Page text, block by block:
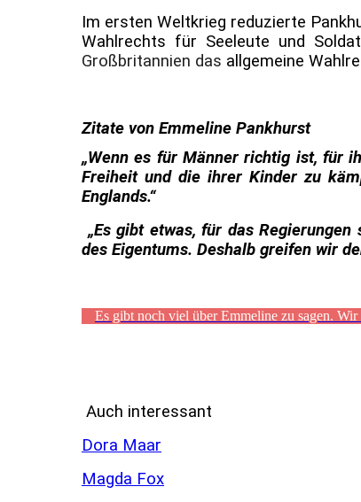
Im ersten Weltkrieg reduzierte
Wahlrechts für Seeleute und
Großbritannien das allgemeine
Zitate von Emmeline Pankhurst
„Wenn es für Männer richtig ist, für
Freiheit und die ihrer Kinder zu
Englands.“
„Es gibt etwas, für das
des Eigentums. Deshalb greifen wir
Es gibt noch viel über Emmeline zu sagen.
Auch interessant
Dora Maar
Magda Fox